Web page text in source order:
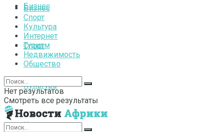
Бизнес
Спорт
Культура
Интернет
Бизнес
Спорт
Культура
Интернет
Туризм
Недвижимость
Общество
Нет результатов
Смотреть все результаты